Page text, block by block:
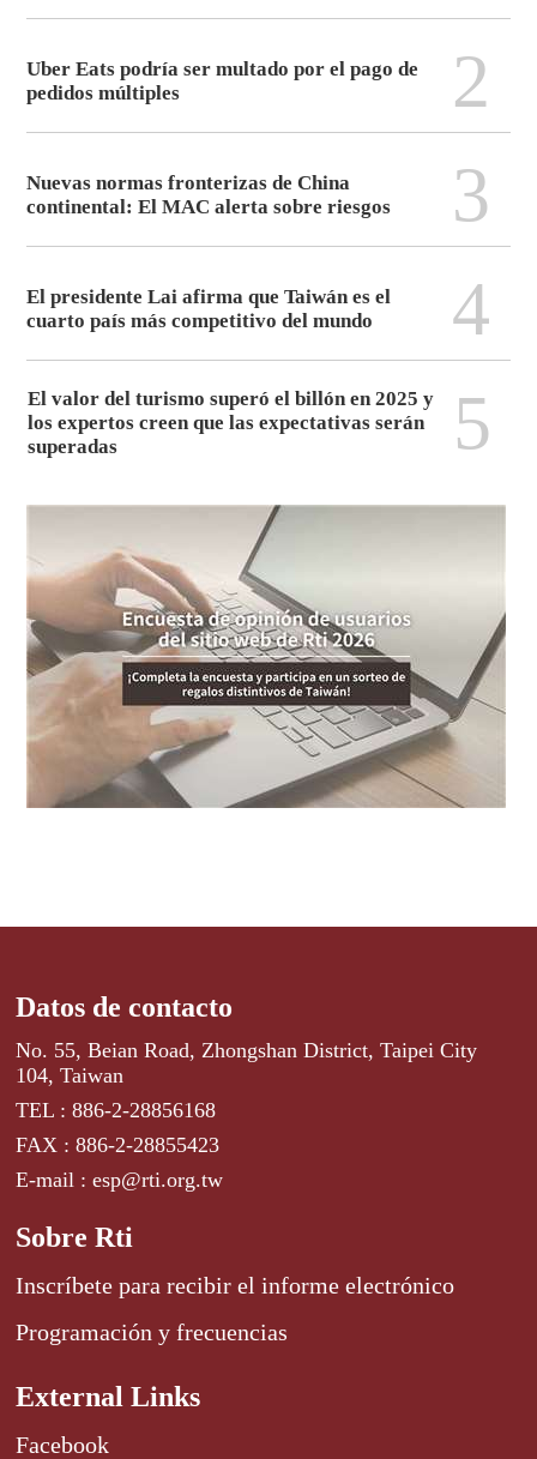
Uber Eats podría ser multado por el pago de
pedidos múltiples
2
Nuevas normas fronterizas de China
continental: El MAC alerta sobre riesgos
3
El presidente Lai afirma que Taiwán es el
cuarto país más competitivo del mundo
4
El valor del turismo superó el billón en 2025 y
los expertos creen que las expectativas serán
superadas
5
Datos de contacto
No. 55, Beian Road, Zhongshan District, Taipei City
104, Taiwan
TEL : 886-2-28856168
FAX : 886-2-28855423
E-mail : esp@rti.org.tw
Sobre Rti
Inscríbete para recibir el informe electrónico
Programación y frecuencias
External Links
Facebook